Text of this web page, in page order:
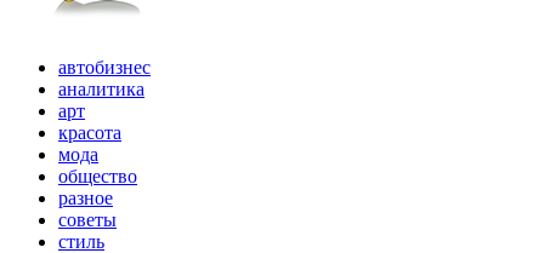
автобизнес
аналитика
арт
красота
мода
общество
разное
советы
стиль